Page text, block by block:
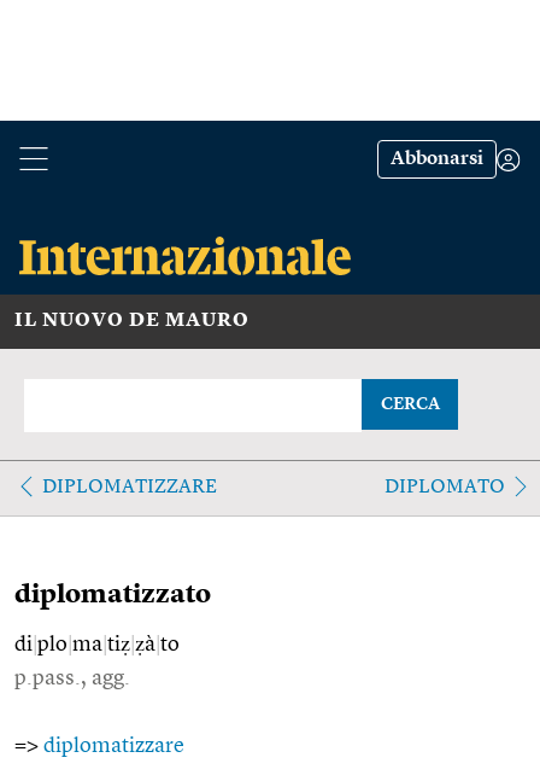
Abbonarsi
IL NUOVO DE MAURO
CERCA
DIPLOMATIZZARE DIPLOMATO
diplomatizzato
di plo ma tiẓ ẓà to
p.pass., agg.
=> diplomatizzare